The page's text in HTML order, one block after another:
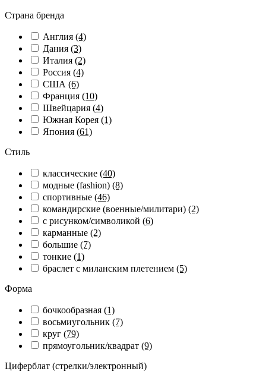
Страна бренда
Англия (4)
Дания (3)
Италия (2)
Россия (4)
США (6)
Франция (10)
Швейцария (4)
Южная Корея (1)
Япония (61)
Стиль
классические (40)
модные (fashion) (8)
спортивные (46)
командирские (военные/милитари) (2)
с рисунком/символикой (6)
карманные (2)
большие (7)
тонкие (1)
браслет с миланским плетением (5)
Форма
бочкообразная (1)
восьмиугольник (7)
круг (79)
прямоугольник/квадрат (9)
Циферблат (стрелки/электронный)